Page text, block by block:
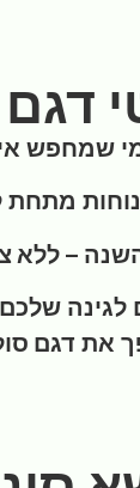
דגם
שמחפש
מתחת
– ללא
לגינה
את דגם